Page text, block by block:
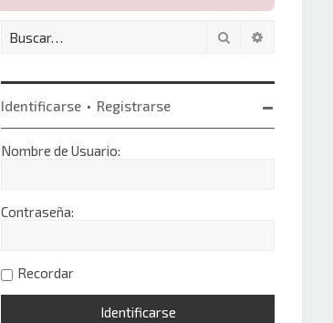
Buscar
Identificarse • Registrarse
Nombre de Usuario:
Contraseña:
Recordar